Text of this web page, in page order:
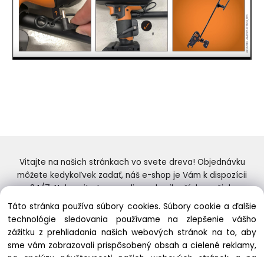
Vitajte na našich stránkach vo svete dreva! Objednávku
môžete kedykoľvek zadať, náš e-shop je Vám k dispozícii
24/7. Nakupujte tovar online od najlepších značiek.
Skvelý výber a ceny. Tiež si nenechajte ujsť naše
prebiehajúce ponuky! Prajeme Vám príjemné nakupovanie.
Táto stránka používa súbory cookies. Súbory cookie a ďalšie
technológie sledovania používame na zlepšenie vášho
zážitku z prehliadania našich webových stránok na to, aby
sme vám zobrazovali prispôsobený obsah a cielené reklamy,